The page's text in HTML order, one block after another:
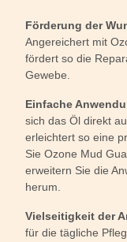
Förderung der
Angereichert mit
fördert so die
Gewebe.
Einfache
sich das Öl direkt
erleichtert so eine
Sie Ozone Mud
erweitern Sie die
herum.
Vielseitigkeit der
für die tägliche